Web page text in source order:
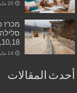
20 مايو، 2026
7,9,10,18
14 مايو، 2026
أحدث المقالات